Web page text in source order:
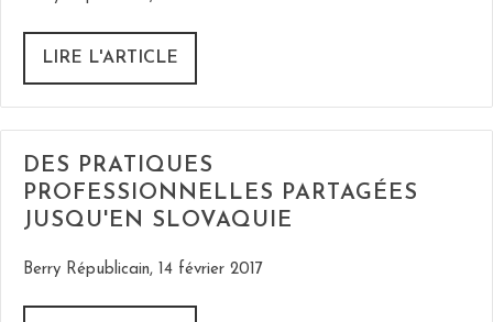
LIRE L'ARTICLE
DES PRATIQUES
PROFESSIONNELLES PARTAGÉES
JUSQU'EN SLOVAQUIE
Berry Républicain, 14 février 2017